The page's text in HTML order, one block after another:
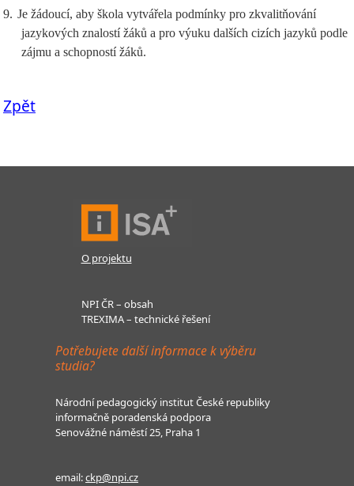
9. Je žádoucí, aby škola vytvářela podmínky pro zkvalitňování
jazykových znalostí žáků a pro výuku dalších cizích jazyků podle
zájmu a schopností žáků.
Zpět
O projektu
NPI ČR – obsah
TREXIMA – technické řešení
Potřebujete další informace k výběru
studia?
Národní pedagogický institut České republiky
informačně poradenská podpora
Senovážné náměstí 25, Praha 1
email:ckp@npi.cz